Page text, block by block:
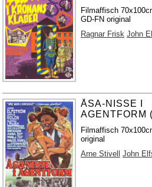
Filmaffisch
GD-FN original
Ragnar Frisk John
ÅSA-NISSE I
AGENTFORM
Filmaffisch
original
Arne Stivell John